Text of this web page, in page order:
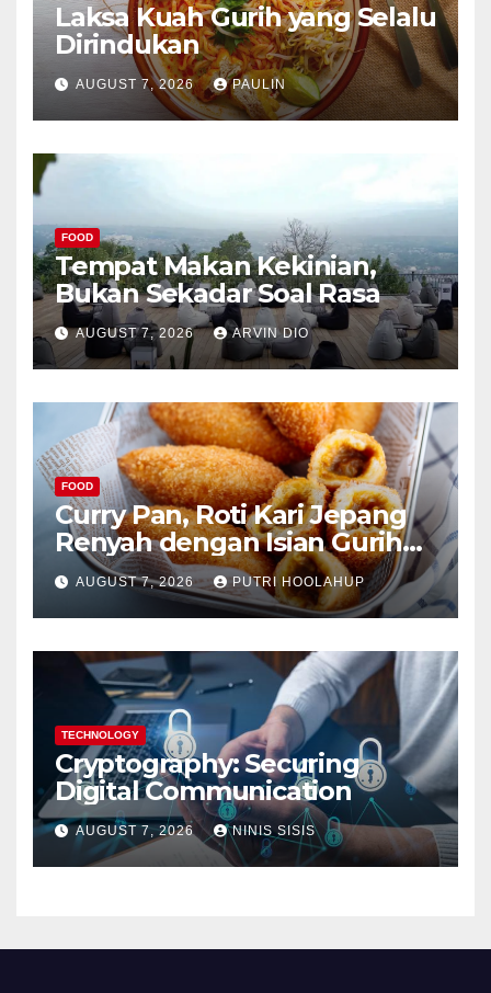
Laksa Kuah Gurih yang Selalu
Dirindukan
AUGUST 7, 2026 PAULIN
FOOD
Tempat Makan Kekinian,
Bukan Sekadar Soal Rasa
AUGUST 7, 2026 ARVIN DIO
FOOD
Curry Pan, Roti Kari Jepang
Renyah dengan Isian Gurih
Menggoda
AUGUST 7, 2026 PUTRI HOOLAHUP
TECHNOLOGY
Cryptography: Securing
Digital Communication
AUGUST 7, 2026 NINIS SISIS